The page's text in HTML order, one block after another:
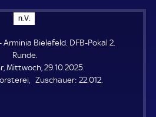
n.V.
.
.
Arminia Bielefeld. DFB-Pokal 2.
Runde.
Mittwoch, 29.10.2025.
Zuschauer: Z
22.012.